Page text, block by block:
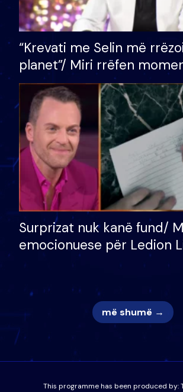
“Krevati me Selin më
planet”/ Miri rrëfen
bukura në shtëpinë e BB
mungojë zilja e mëngjesit
Surprizat nuk kanë fund/
emocionuese për Ledion
më shumë →
This programme has been produced by: